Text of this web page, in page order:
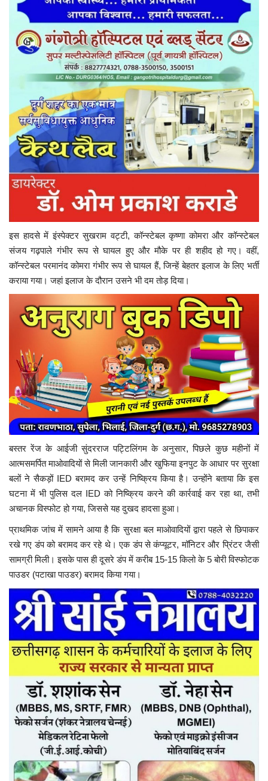
इस हादसे में इंस्पेक्टर सुखराम वट्टी, कॉन्स्टेबल कृष्णा कोमरा और कॉन्स्टेबल
संजय गढ़पाले गंभीर रूप से घायल हुए और मौके पर ही शहीद हो गए। वहीं,
कॉन्स्टेबल परमानंद कोमरा गंभीर रूप से घायल हैं, जिन्हें बेहतर इलाज के लिए भर्ती
कराया गया। जहां इलाज के दौरान उसने भी दम तोड़ दिया।
बस्तर रेंज के आईजी सुंदरराज पट्टिलिंगम के अनुसार, पिछले कुछ महीनों में
आत्मसमर्पित माओवादियों से मिली जानकारी और खुफिया इनपुट के आधार पर सुरक्षा
बलों ने सैकड़ों IED बरामद कर उन्हें निष्क्रिय किया है। उन्होंने बताया कि इस
घटना में भी पुलिस दल IED को निष्क्रिय करने की कार्रवाई कर रहा था, तभी
अचानक विस्फोट हो गया, जिससे यह दुखद हादसा हुआ।
प्राथमिक जांच में सामने आया है कि सुरक्षा बल माओवादियों द्वारा पहले से छिपाकर
रखे गए डंप को बरामद कर रहे थे। एक डंप से कंप्यूटर, मॉनिटर और प्रिंटर जैसी
सामग्री मिली। इसके पास ही दूसरे डंप में करीब 15-15 किलो के 5 बोरी विस्फोटक
पाउडर (पटाखा पाउडर) बरामद किया गया।